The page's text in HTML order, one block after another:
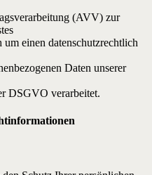
(AVV) zur
um einen datenschutzrechtlich
Daten unserer
DSGVO verarbeitet.